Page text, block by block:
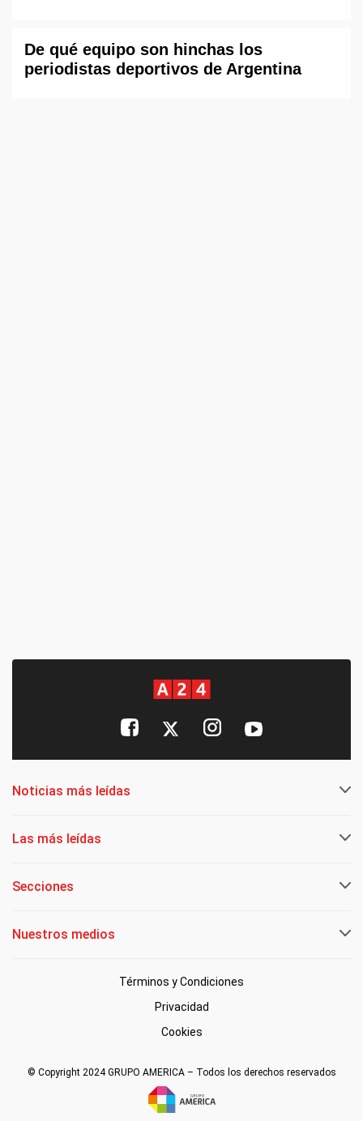
De qué equipo son hinchas los
periodistas deportivos de Argentina
Noticias más leídas
Las más leídas
Secciones
Nuestros medios
Términos y Condiciones
Privacidad
Cookies
© Copyright 2024 GRUPO AMERICA – Todos los derechos reservados